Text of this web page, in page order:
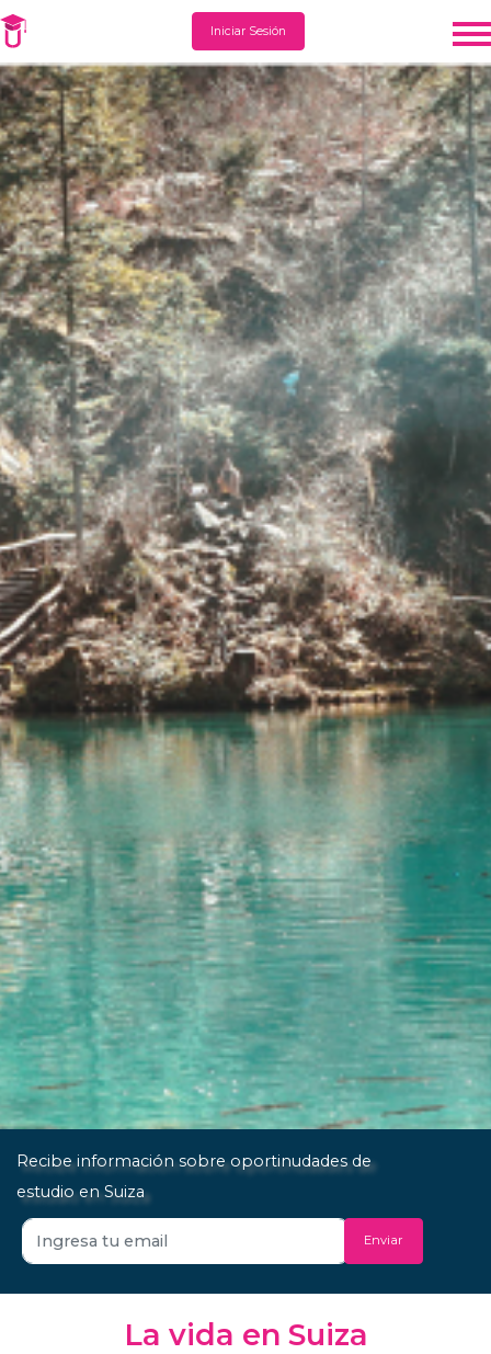
Iniciar Sesión
Recibe información sobre oportinudades de
estudio en Suiza
Enviar
La vida en Suiza